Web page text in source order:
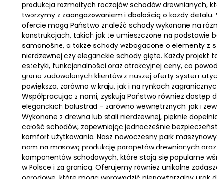
produkcja rozmaitych rodzajów schodów drewnianych,
tworzymy z zaangażowaniem i dbałością o każdy detalu.
ofercie mogą Państwo znaleźć schody wykonane na
konstrukcjach, takich jak te umieszczone na podstawie
samonośne, a także schody wzbogacone o elementy z
nierdzewnej czy eleganckie schody gięte. Każdy projekt
estetyki, funkcjonalności oraz atrakcyjnej ceny, co
grono zadowolonych klientów z naszej oferty
powiększa, zarówno w kraju, jak i na rynkach
Współpracując z nami, zyskują Państwo również dostęp
eleganckich balustrad – zarówno wewnętrznych, jak i
Wykonane z drewna lub stali nierdzewnej, pięknie
całość schodów, zapewniając jednocześnie
komfort użytkowania. Nasz nowoczesny park
nam na masową produkcję parapetów drewnianych oraz
komponentów schodowych, które stają się popularne
w Polsce i za granicą. Oferujemy również unikalne